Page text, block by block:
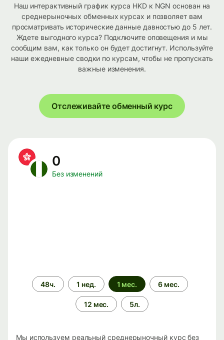
Наш интерактивный график курса HKD к NGN основан на
среднерыночных обменных курсах и позволяет вам
просматривать исторические данные давностью до 5 лет.
Ждете выгодного курса? Подключите оповещения и мы
сообщим вам, как только он будет достигнут. Используйте
наши ежедневные сводки по курсам, чтобы не пропускать
важные изменения.
Отслеживайте обменный курс
0
Без изменений
Период
времени
48ч. 1 нед. 1 мес. 6 мес.
12 мес. 5л.
Мы используем реальный среднерыночный курс без